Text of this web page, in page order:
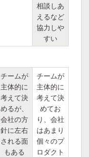
相談しあ
えるなど
協力しや
すい
チームが
主体的に
考えて決
めるが、
会社の方
針に左右
される面
もある
チームが
主体的に
考えて決
めてお
り、会社
はあまり
個々のプ
ロダクト